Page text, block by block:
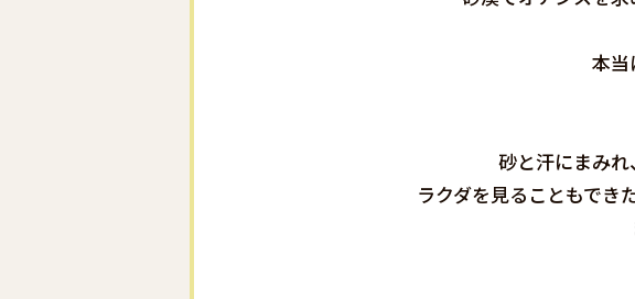
本当
砂と汗にまみれ
ラクダを見ることもでき